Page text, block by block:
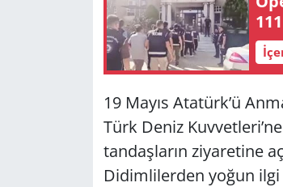
19 Mayıs Ata­türk’ü
Türk Deniz
tan­daş­la­rın zi­ya­re­ti­ne
Di­dim­li­ler­den yoğun